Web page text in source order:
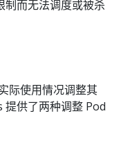
制而无法调度或被杀
际使用情况调整其
供了两种调整 Pod